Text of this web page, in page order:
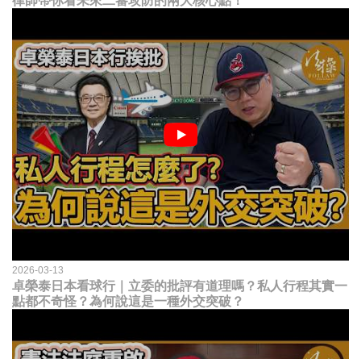
2026-03-13
卓榮泰日本看球行｜立委的批評有道理嗎？私人行程其實一
點都不奇怪？為何說這是一種外交突破？